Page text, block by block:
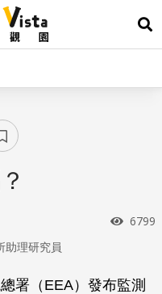
展
瀏覽
6799
助理研究員
署（EEA）發布監測